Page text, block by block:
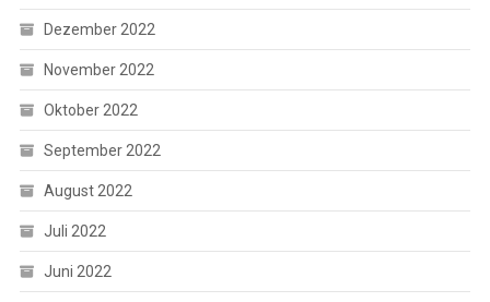
Dezember 2022
November 2022
Oktober 2022
September 2022
August 2022
Juli 2022
Juni 2022